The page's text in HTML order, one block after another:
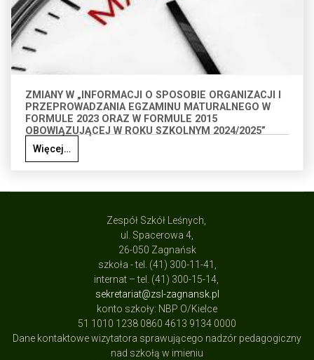
ZMIANY W „INFORMACJI O SPOSOBIE ORGANIZACJI I
PRZEPROWADZANIA EGZAMINU MATURALNEGO W
FORMULE 2023 ORAZ W FORMULE 2015
OBOWIĄZUJĄCEJ W ROKU SZKOLNYM 2024/2025”
Więcej…
Zespół Szkół Leśnych,
ul. Spacerowa 4,
26-050 Zagnańsk
szkoła - tel. (41) 300-11-41,
internat – tel. (41) 300-15-14,
sekretariat@zsl-zagnansk.pl
konto szkoły: NBP O/Kielce
51 1010 1238 0860 4613 9134 0000
Dane kontaktowe wizytatora sprawującego nadzór pedagogiczny
nad szkołą w imieniu